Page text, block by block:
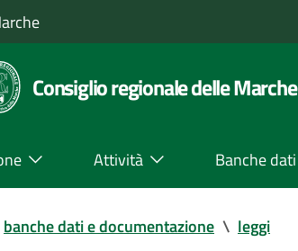
Consiglio regionale delle Marche
Attività Banche dati
banche dati e documentazione \ leggi